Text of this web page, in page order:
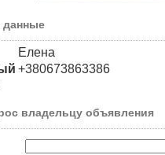
данные
Елена
+380673863386
владельцу объявления